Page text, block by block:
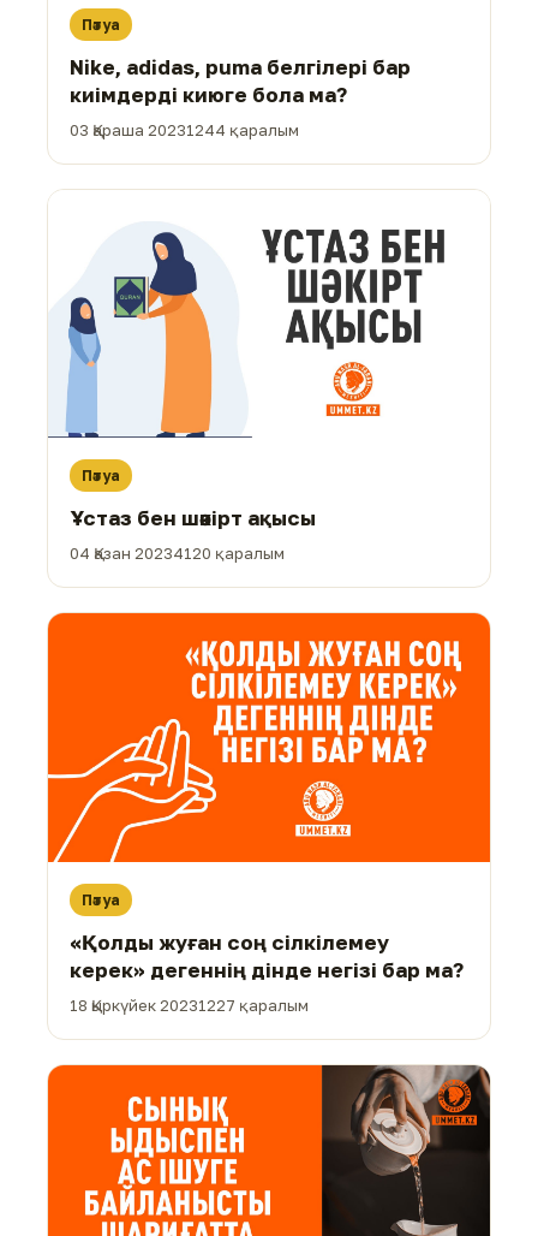
Пәтуа
Nike, аdidas, рuma белгілері бар
киімдерді киюге бола ма?
03 Қараша 20231244 қаралым
Пәтуа
Ұстаз бен шәкірт ақысы
04 Қазан 20234120 қаралым
Пәтуа
«Қолды жуған соң сілкілемеу
керек» дегеннің дінде негізі бар ма?
18 Қыркүйек 20231227 қаралым